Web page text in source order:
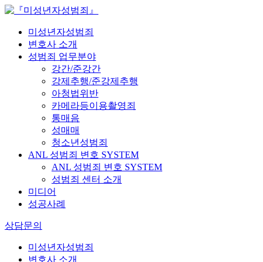
미성년자성범죄
변호사 소개
성범죄 업무분야
강간/준강간
강제추행/준강제추행
아청법위반
카메라등이용촬영죄
통매음
성매매
청소년성범죄
ANL 성범죄 변호 SYSTEM
ANL 성범죄 변호 SYSTEM
성범죄 센터 소개
미디어
성공사례
상담문의
미성년자성범죄
변호사 소개